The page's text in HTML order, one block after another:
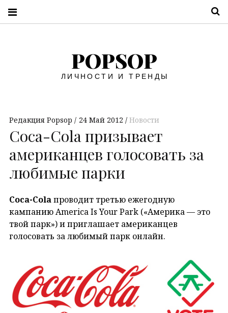
POPSOP
ЛИЧНОСТИ И ТРЕНДЫ
Редакция Popsop 24 Май 2012 Новости
Coca-Cola призывает
американцев голосовать за
любимые парки
Coca-Colaпроводит третью ежегодную
кампанию America Is Your Park («Америка — это
твой парк») и приглашает американцев
голосовать за любимый парк онлайн.